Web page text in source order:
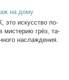
на дому
ис­кус­ство по­
ми­сте­рию грёз, та­
на­сла­жде­ния.